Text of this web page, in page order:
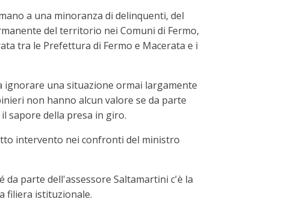
a una minoranza di delinquenti, del
del territorio nei Comuni di Fermo,
tra le Prefettura di Fermo e Macerata e i
ignorare una situazione ormai largamente
non hanno alcun valore se da parte
sapore della presa in giro.
intervento nei confronti del ministro
parte dell'assessore Saltamartini c'è la
filiera istituzionale.